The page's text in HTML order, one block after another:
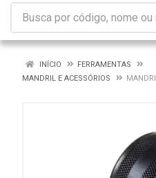
INÍCIO
FERRAMENTAS
MANDRIL E ACESSÓRIOS